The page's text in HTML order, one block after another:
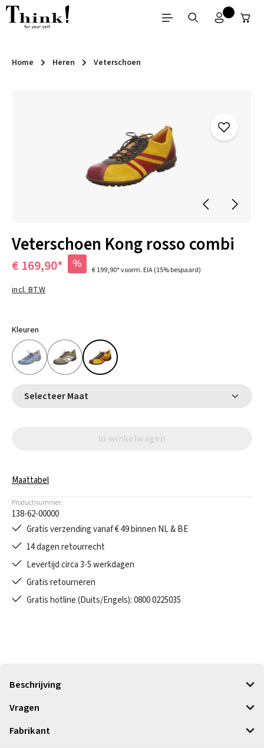
Ga naar de hoofdinhoud
Home Heren Veterschoen
Veterschoen Kong rosso combi
€ 169,90* % € 199,90*voorm. EIA(15% bespaard)
incl. BTW
Kleuren
Selecteer Maat
In winkelwagen
Maattabel
Productnummer:
138-62-00000
Gratis verzending vanaf € 49 binnen NL & BE
14 dagen retourrecht
Levertijd circa 3-5 werkdagen
Gratis retourneren
Gratis hotline (Duits/Engels): 0800 0225035
Beschrijving
Vragen
Fabrikant